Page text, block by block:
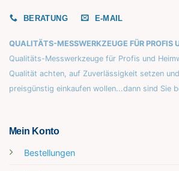
BERATUNG E-MAIL
QUALITÄTS-MESSWERKZEUGE FÜR PROFIS
Qualitäts-Messwerkzeuge für Profis und
Qualität achten, auf Zuverlässigkeit setzen
preisgünstig einkaufen wollen...dann sind Sie
Mein Konto
Bestellungen